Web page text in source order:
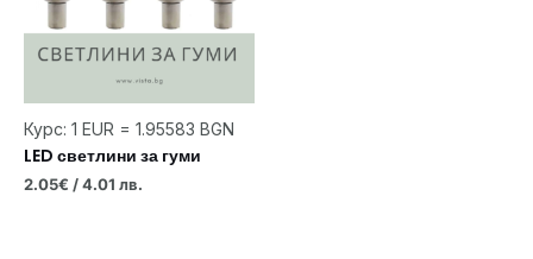
Курс: 1 EUR = 1.95583 BGN
LED светлини за гуми
2.05€ / 4.01 лв.